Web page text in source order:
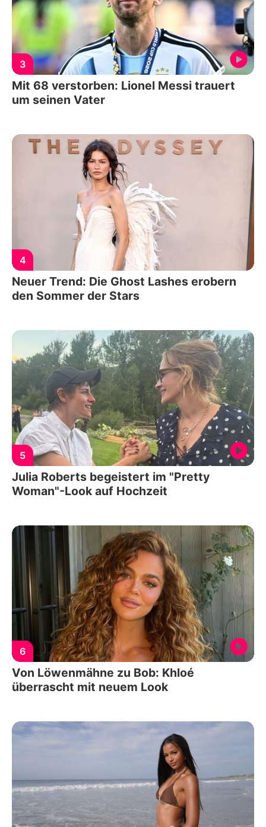
3
Mit 68 verstorben: Lionel Messi trauert
um seinen Vater
4
Neuer Trend: Die Ghost Lashes erobern
den Sommer der Stars
5
Julia Roberts begeistert im "Pretty
Woman"-Look auf Hochzeit
6
Von Löwenmähne zu Bob: Khloé
überrascht mit neuem Look